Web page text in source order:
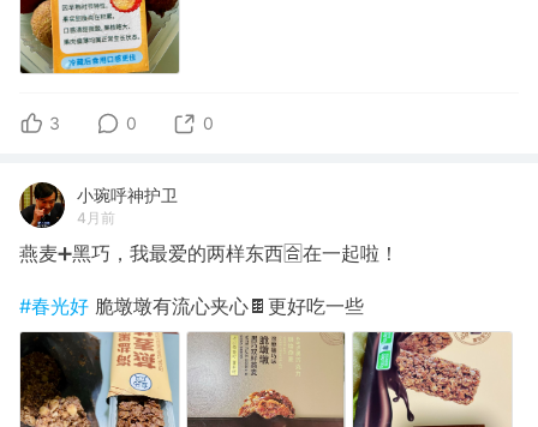
3 0 0
小琬呼神护卫
4月前
燕麦➕黑巧，我最爱的两样东西🈴在一起啦！
#春光好 脆墩墩有流心夹心🍫更好吃一些